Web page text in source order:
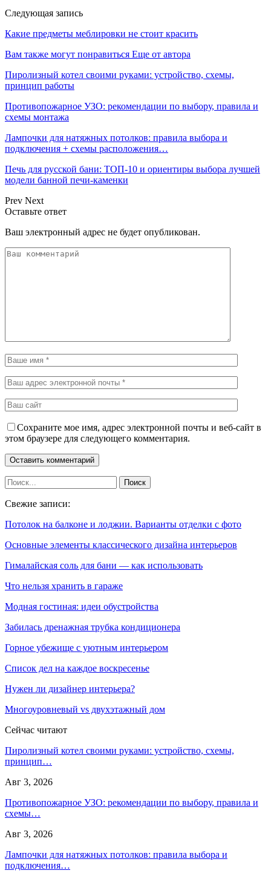
Следующая запись
Какие предметы меблировки не стоит красить
Вам также могут понравиться Еще от автора
Пиролизный котел своими руками: устройство, схемы,
принцип работы
Противопожарное УЗО: рекомендации по выбору, правила и
схемы монтажа
Лампочки для натяжных потолков: правила выбора и
подключения + схемы расположения…
Печь для русской бани: ТОП-10 и ориентиры выбора лучшей
модели банной печи-каменки
Prev Next
Оставьте ответ
Ваш электронный адрес не будет опубликован.
Сохраните мое имя, адрес электронной почты и веб-сайт в
этом браузере для следующего комментария.
Свежие записи:
Потолок на балконе и лоджии. Варианты отделки с фото
Основные элементы классического дизайна интерьеров
Гималайская соль для бани — как использовать
Что нельзя хранить в гараже
Модная гостиная: идеи обустройства
Забилась дренажная трубка кондиционера
Горное убежище с уютным интерьером
Список дел на каждое воскресенье
Нужен ли дизайнер интерьера?
Многоуровневый vs двухэтажный дом
Сейчас читают
Пиролизный котел своими руками: устройство, схемы,
принцип…
Авг 3, 2026
Противопожарное УЗО: рекомендации по выбору, правила и
схемы…
Авг 3, 2026
Лампочки для натяжных потолков: правила выбора и
подключения…